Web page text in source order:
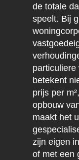
de totale
speelt. Bij
particuliere
betekent
prijs per
opbouw
maakt het
zijn eigen
of met een